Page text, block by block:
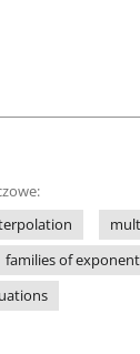
families of